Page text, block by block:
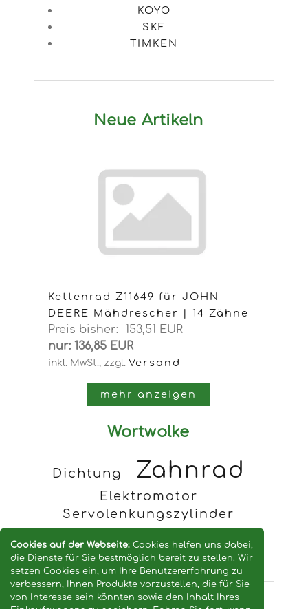
Cookies auf der Webseite:Cookies helfen uns dabei,
die Dienste für Sie bestmöglich bereit zu stellen. Wir
setzen Cookies ein, um Ihre Benutzererfahrung zu
verbessern, Ihnen Produkte vorzustellen, die für Sie
von Interesse sein könnten sowie den Inhalt Ihres
KOYO
SKF
TIMKEN
Neue Artikeln
Kettenrad Z11649 für JOHN
DEERE Mähdrescher | 14 Zähne
Preis bisher: 153,51 EUR
nur: 136,85 EUR
inkl. MwSt., zzgl. Versand
mehr anzeigen
Wortwolke
Dichtung Zahnrad
Elektromotor
Servolenkungszylinder
Keilriemen